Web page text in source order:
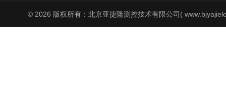
© 2026 版权所有：北京亚捷隆测控技术有限公司(